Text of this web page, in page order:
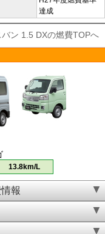
達成
ン 1.5 DXの燃費TOPへ
13.8km/L
報